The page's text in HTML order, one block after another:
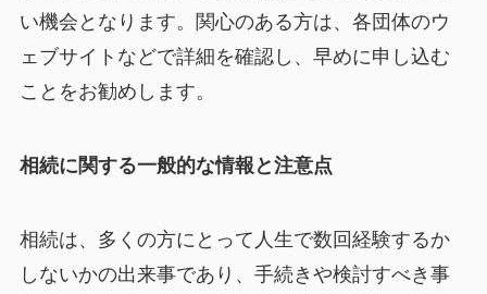
い機会となります。関心のある方は、各団体のウ
ェブサイトなどで詳細を確認し、早めに申し込む
ことをお勧めします。
相続に関する一般的な情報と注意点
相続は、多くの方にとって人生で数回経験するか
しないかの出来事であり、手続きや検討すべき事